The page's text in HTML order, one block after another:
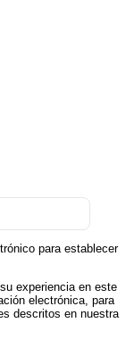
para establecer
experiencia en este
electrónica, para
descritos en nuestra